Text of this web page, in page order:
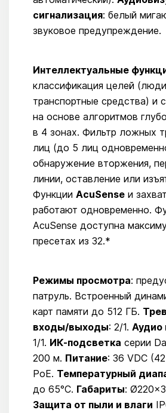
сигнализация: белый
звуковое предупреждение.
Интеллектуальные
классификация целей
транспортные средства) и
на основе алгоритмов
в 4 зонах. Фильтр ложных
лиц (до 5 лиц
обнаружение вторжения,
линии, оставление или
Функции AcuSense и
работают одновременно.
AcuSense доступна
пресетах из 32.*
Режимы просмотра:
патруль. Встроенный
карт памяти до 512 ГБ.
входы/выходы: 2/1. Аудио
1/1. ИК-подсветка серии
200 м. Питание: 36 VDC
PoE. Температурный
до 65°C. Габариты:
Защита от пыли и влаги